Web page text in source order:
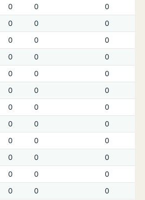
0 0
0
0 0
0
0 0
0
0 0
0
0 0
0
0 0
0
0 0
0
0 0
0
0 0
0
0 0
0
0 0
0
0 0
0